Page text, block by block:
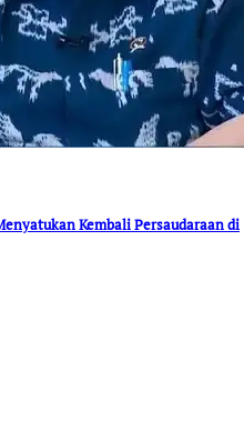
Kembali Persaudaraan di